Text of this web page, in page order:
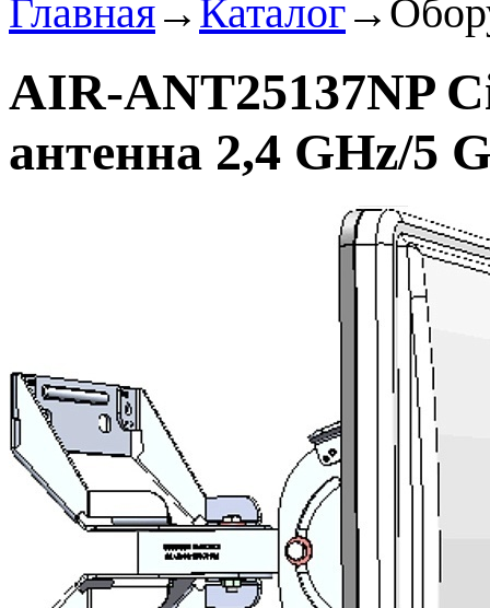
Главная→ Каталог→
AIR-ANT25137NP
антенна 2,4 GHz/5